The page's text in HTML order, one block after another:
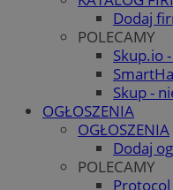
Dodaj
POLECAMY
Skup.io
Skup -
OGŁOSZENIA
OGŁOSZENIA
Dodaj
POLECAMY
Protocol